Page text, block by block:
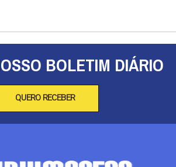
BOLETIM DIÁRIO
QUERO RECEBER